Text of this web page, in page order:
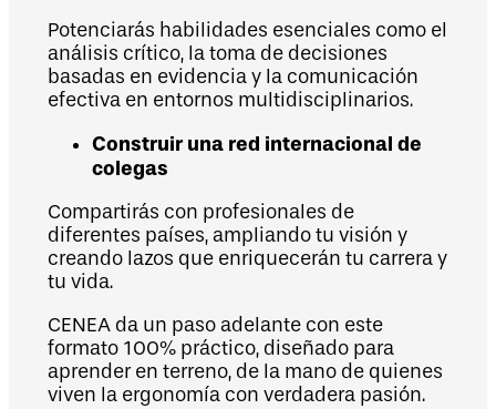
Potenciarás habilidades esenciales como el
análisis crítico, la toma de decisiones
basadas en evidencia y la comunicación
efectiva en entornos multidisciplinarios.
Construir una red internacional de
colegas
Compartirás con profesionales de
diferentes países, ampliando tu visión y
creando lazos que enriquecerán tu carrera y
tu vida.
CENEA da un paso adelante con este
formato 100% práctico, diseñado para
aprender en terreno, de la mano de quienes
viven la ergonomía con verdadera pasión.